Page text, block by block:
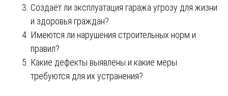
Создаёт ли эксплуатация гаража угрозу для жизни
и здоровья граждан?
Имеются ли нарушения строительных норм и
правил?
Какие дефекты выявлены и какие меры
требуются для их устранения?